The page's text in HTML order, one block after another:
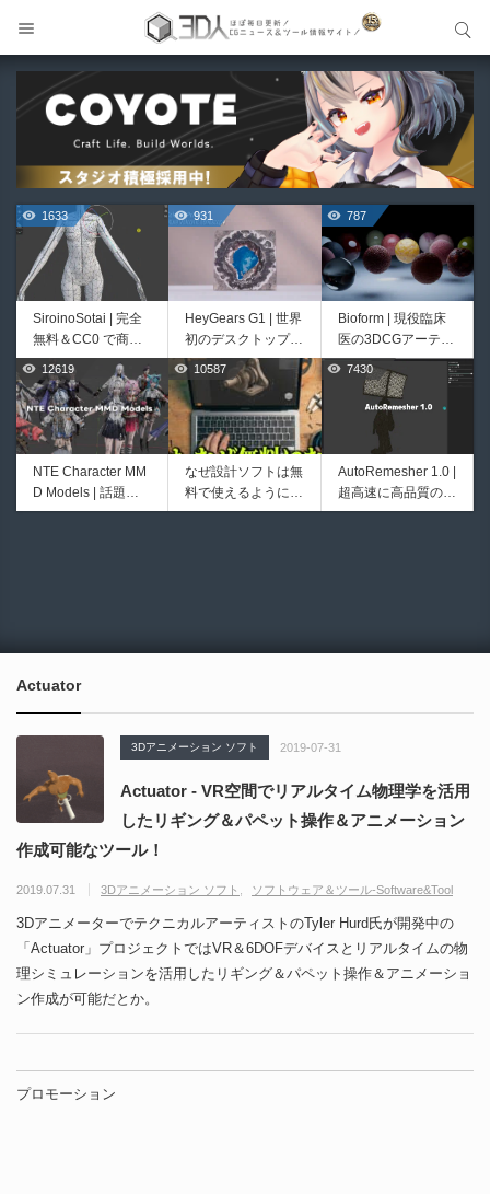
1633
SiroinoSotai | 完全
無料＆CC0 で商用
利用OKなVRChat向
け共通素体3Dモデ
ルが正式リリース！
程よいポリ数＆トポ
ロジーにも注目！
931
HeyGears G1 | 世界
初のデスクトップ型
フルカラー3D＆UV
統合型プリンターが
登場！
787
Bioform | 現役臨床
医の3DCGアーティ
ストが実際の解剖学
に基づいて構築した
プロシージャルな生
物学的Blenderマテ
リアルアセットアド
オン！無料お試し版
もあるよ！
526
Unityエフェクトレ
シピブック パーツ
を組み合わせて作れ
421
Directive Utilities |
ブループリントライ
ブラリやエディタス
12619
NTE Character MM
D Models | 話題の
ゲーム『NTE（Nev
10587
なぜ設計ソフトは無
料で使えるようにな
ったのか──3D-CA
7430
AutoRemesher 1.0 |
超高速に高品質のク
ワッドポリゴンでリ
能な伸縮式ライトセ
ーバーの開発メイキ
nderのドキュメン
er向けAIエージェン
CGMatter
Actuator
3Dアニメーション ソフト 2019-07-31
Actuator - VR空間でリアルタイム物理学を活用
したリギング＆パペット操作＆アニメーション
作成可能なツール！
2019.07.31 3Dアニメーション ソフト ソフトウェア＆ツール-Software&Tool
3DアニメーターでテクニカルアーティストのTyler Hurd氏が開発中の
「Actuator」プロジェクトではVR＆6DOFデバイスとリアルタイムの物
理シミュレーションを活用したリギング＆パペット操作＆アニメーショ
ン作成が可能だとか。
プロモーション
サイト内検索